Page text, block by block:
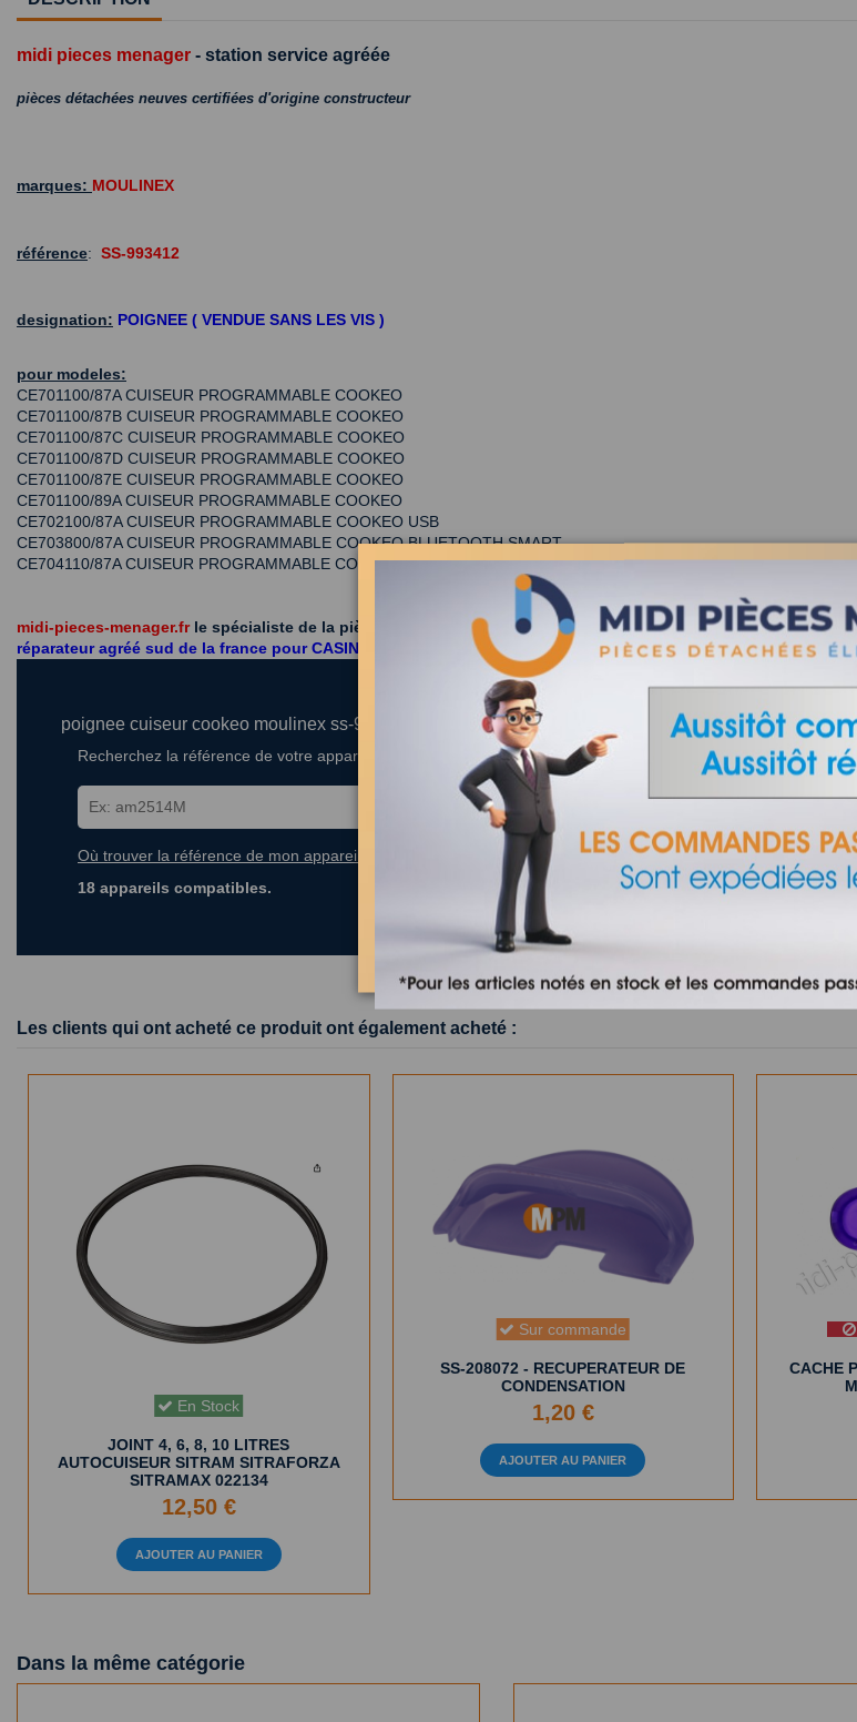
midi pieces menager - station service agréée
pièces détachées neuves certifiées d'origine constructeur
marques: MOULINEX
référence: SS-993412
designation: POIGNEE ( VENDUE SANS LES VIS )
pour modeles:
CE701100/87A CUISEUR PROGRAMMABLE COOKEO
CE701100/87B CUISEUR PROGRAMMABLE COOKEO
CE701100/87C CUISEUR PROGRAMMABLE COOKEO
CE701100/87D CUISEUR PROGRAMMABLE COOKEO
CE701100/87E CUISEUR PROGRAMMABLE COOKEO
CE701100/89A CUISEUR PROGRAMMABLE COOKEO
CE702100/87A CUISEUR PROGRAMMABLE COOKEO USB
CE703800/87A CUISEUR PROGRAMMABLE COOKEO BLUETOOTH SMART
CE704110/87A CUISEUR PROGRAMMABLE COOKEO
midi-pieces-menager.fr le spécialiste de la pièce détachée électromenager et accessoire depuis 1965
réparateur agréé sud de la france pour CASINO - CARREFOUR - CONFORAMA - HYPER U - BUT
poignee cuiseur cookeo moulinex ss-993412
Recherchez la référence de votre appareil dans la liste ci-dessous
Où trouver la référence de mon appareil ?
18 appareils compatibles.
Les clients qui ont acheté ce produit ont également acheté :
En Stock
JOINT 4, 6, 8, 10 LITRES
AUTOCUISEUR SITRAM SITRAFORZA
SITRAMAX 022134
12,50 €
AJOUTER AU PANIER
Sur commande
SS-208072 - RECUPERATEUR DE
CONDENSATION
1,20 €
AJOUTER AU PANIER
CACHE
Dans la même catégorie